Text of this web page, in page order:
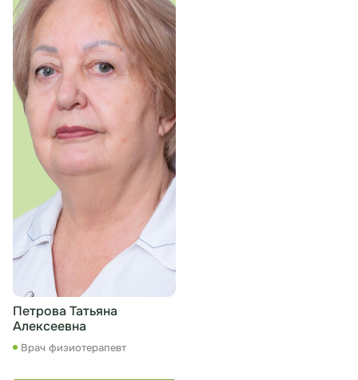
Петрова Татьяна
Алексеевна
Врач физиотерапевт